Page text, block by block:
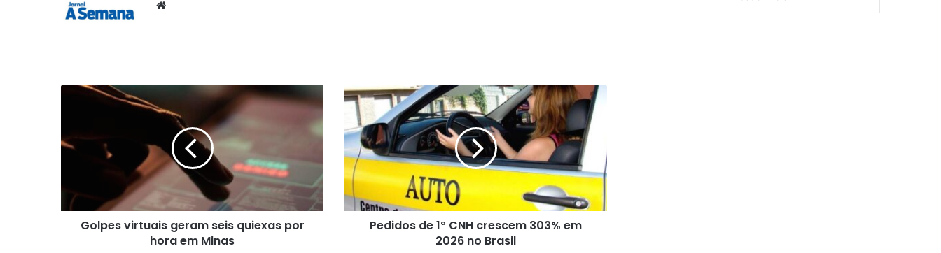
Golpes
seis
quiexas
Minas
Golpes virtuais geram seis quiexas por
hora em Minas
Pedidos
CNH
crescem
303%
em
2026
no
Pedidos de 1ª CNH crescem 303% em
2026 no Brasil